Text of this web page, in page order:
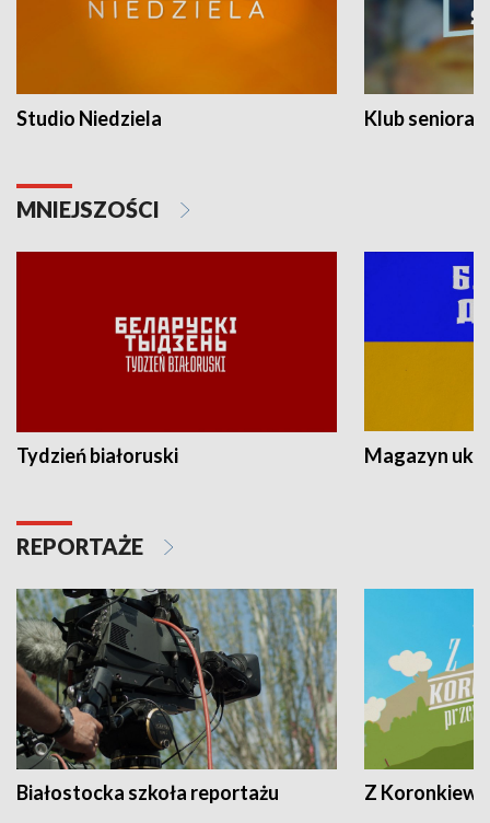
Studio Niedziela Klub seniora
MNIEJSZOŚCI
Tydzień białoruski Magazyn
REPORTAŻE
Białostocka szkoła reportażu Z